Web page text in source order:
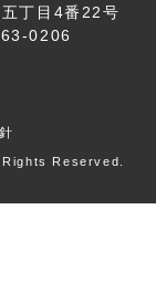
丁目4番22号
0206
Reserved.